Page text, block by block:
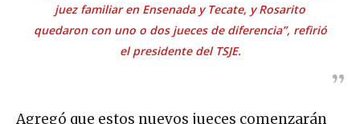
juez familiar en Ensenada y Tecate, y Rosarito
quedaron con uno o dos jueces de diferencia”, refirió
el presidente del TSJE.
Agregó que estos nuevos jueces comenzarán